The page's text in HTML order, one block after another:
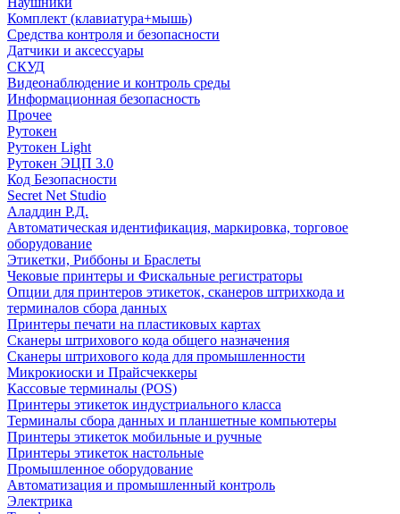
Комплект (клавиатура+мышь)
Средства контроля и безопасности
Датчики и аксессуары
СКУД
Видеонаблюдение и контроль среды
Информационная безопасность
Прочее
Рутокен
Рутокен Light
Рутокен ЭЦП 3.0
Код Безопасности
Secret Net Studio
Аладдин Р.Д.
Автоматическая идентификация, маркировка, торговое
оборудование
Этикетки, Риббоны и Браслеты
Чековые принтеры и Фискальные регистраторы
Опции для принтеров этикеток, сканеров штрихкода и
терминалов сбора данных
Принтеры печати на пластиковых картах
Сканеры штрихового кода общего назначения
Сканеры штрихового кода для промышленности
Микрокиоски и Прайсчеккеры
Кассовые терминалы (POS)
Принтеры этикеток индустриального класса
Терминалы сбора данных и планшетные компьютеры
Принтеры этикеток мобильные и ручные
Принтеры этикеток настольные
Промышленное оборудование
Автоматизация и промышленный контроль
Электрика